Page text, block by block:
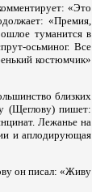
«Это
«Премия,
туманится в
осьминог. Все
костюмчик»
близких
(Щеглову) пишет:
Лежанье на
и аплодирующая
он писал: «Живу